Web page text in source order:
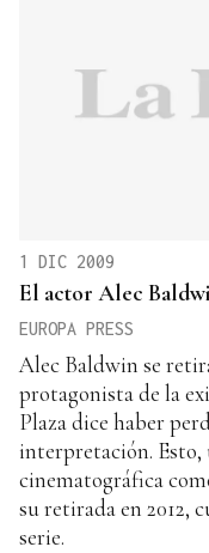
1 DIC 2009
El actor Alec
EUROPA PRESS
Alec Baldwin se
protagonista de la
Plaza dice haber
interpretación. Esto,
cinematográfica
su retirada en 2012,
serie.